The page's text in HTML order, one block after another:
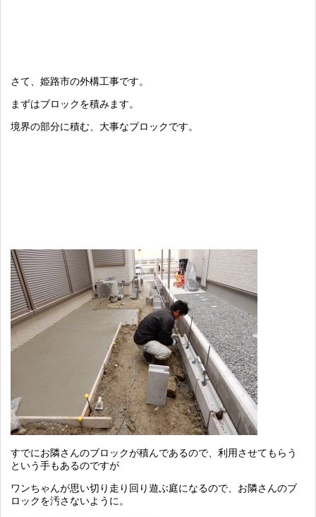
さて、姫路市の外構工事です。
まずはブロックを積みます。
境界の部分に積む、大事なブロックです。
すでにお隣さんのブロックが積んであるので、利用させてもらう
という手もあるのですが
ワンちゃんが思い切り走り回り遊ぶ庭になるので、お隣さんのブ
ロックを汚さないように。